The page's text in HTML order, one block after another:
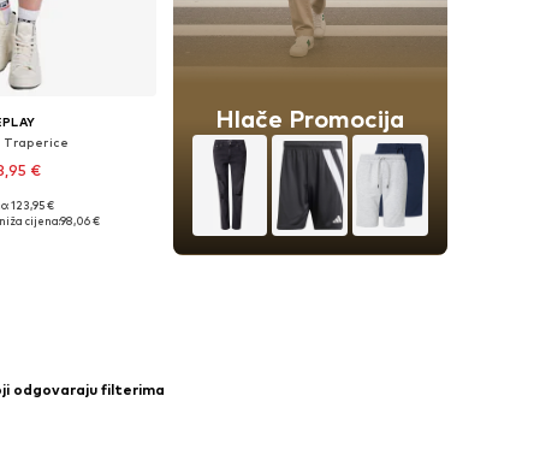
€
veličine: 31
123,95 €
cijena:98,06 €
Hlače Promocija
odgovaraju filterima